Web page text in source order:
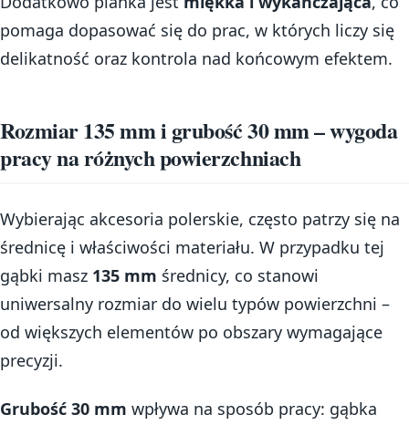
pomaga dopasować się do prac, w których liczy się
delikatność oraz kontrola nad końcowym efektem.
Rozmiar 135 mm i grubość 30 mm – wygoda
pracy na różnych powierzchniach
Wybierając akcesoria polerskie, często patrzy się na
średnicę i właściwości materiału. W przypadku tej
gąbki masz 135 mm średnicy, co stanowi
uniwersalny rozmiar do wielu typów powierzchni –
od większych elementów po obszary wymagające
precyzji.
Grubość 30 mm wpływa na sposób pracy: gąbka